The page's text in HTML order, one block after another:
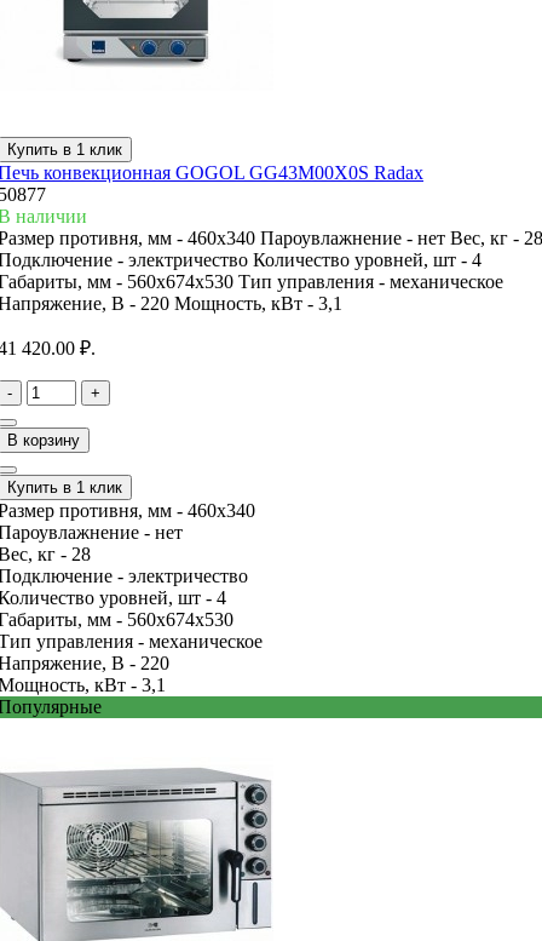
Купить в 1 клик
конвекционная GOGOL GG43M00X0S Radax
наличии
противня, мм - 460х340 Пароувлажнение - нет Вес, кг - 28
- электричество Количество уровней, шт - 4
мм - 560x674x530 Тип управления - механическое
В - 220 Мощность, кВт - 3,1
420.00 ₽.
- +
В корзину
Купить в 1 клик
противня, мм - 460х340
- нет
кг - 28
- электричество
уровней, шт - 4
мм - 560x674x530
управления - механическое
В - 220
кВт - 3,1